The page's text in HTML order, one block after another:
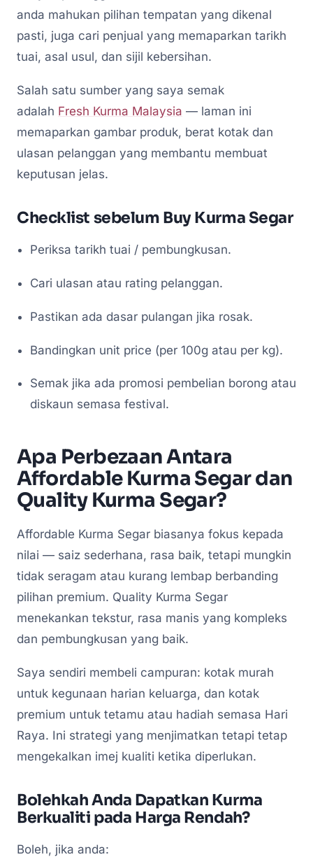
anda mahukan pilihan tempatan yang dikenal
pasti, juga cari penjual yang memaparkan tarikh
tuai, asal usul, dan sijil kebersihan.
Salah satu sumber yang saya semak
adalah Fresh Kurma Malaysia — laman ini
memaparkan gambar produk, berat kotak dan
ulasan pelanggan yang membantu membuat
keputusan jelas.
Checklist sebelum Buy Kurma Segar
Periksa tarikh tuai / pembungkusan.
Cari ulasan atau rating pelanggan.
Pastikan ada dasar pulangan jika rosak.
Bandingkan unit price (per 100g atau per kg).
Semak jika ada promosi pembelian borong atau
diskaun semasa festival.
Apa Perbezaan Antara
Affordable Kurma Segar dan
Quality Kurma Segar?
Affordable Kurma Segar biasanya fokus kepada
nilai — saiz sederhana, rasa baik, tetapi mungkin
tidak seragam atau kurang lembap berbanding
pilihan premium. Quality Kurma Segar
menekankan tekstur, rasa manis yang kompleks
dan pembungkusan yang baik.
Saya sendiri membeli campuran: kotak murah
untuk kegunaan harian keluarga, dan kotak
premium untuk tetamu atau hadiah semasa Hari
Raya. Ini strategi yang menjimatkan tetapi tetap
mengekalkan imej kualiti ketika diperlukan.
Bolehkah Anda Dapatkan Kurma
Berkualiti pada Harga Rendah?
Boleh, jika anda: